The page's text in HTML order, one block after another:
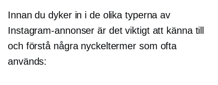
Innan du dyker in i de olika typerna av
Instagram-annonser är det viktigt att känna till
och förstå några nyckeltermer som ofta
används: